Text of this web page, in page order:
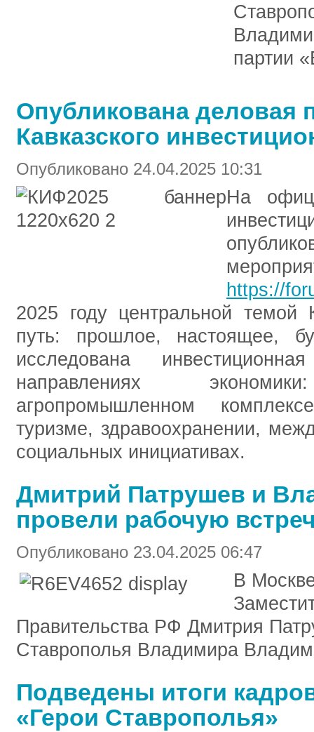
партии
Опубликована деловая
Кавказского
Опубликовано 24.04.2025 10:31
На
https://
2025 году центральной темой
путь: прошлое, настоящее,
исследована
направлениях
агропромышленном
туризме, здравоохранении,
социальных инициативах.
Дмитрий Патрушев и
провели рабочую
Опубликовано 23.04.2025 06:47
В
Правительства РФ Дмитрия
Ставрополья Владимира
Подведены итоги
«Герои Ставрополья»